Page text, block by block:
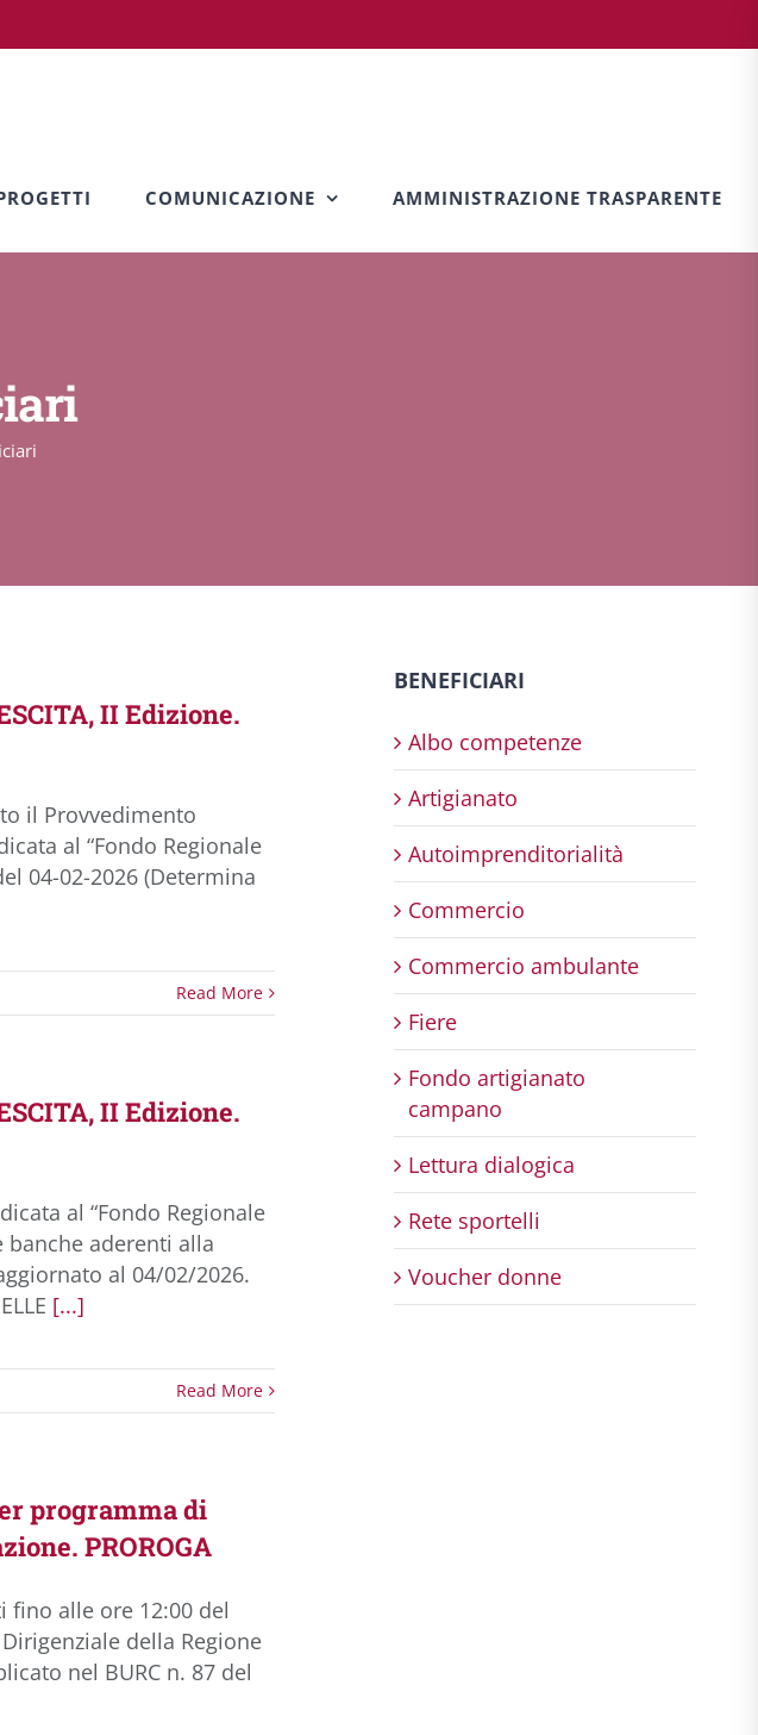
COMUNICAZIONE AMMINISTRAZIONE TRASPARENTE
II Edizione.
il Provvedimento
al “Fondo Regionale
04-02-2026 (Determina
Read More
II Edizione.
al “Fondo Regionale
banche aderenti alla
al 04/02/2026.
[...]
Read More
programma di
PROROGA
alle ore 12:00 del
della Regione
nel BURC n. 87 del
BENEFICIARI
Albo competenze
Artigianato
Autoimprenditorialità
Commercio
Commercio ambulante
Fiere
Fondo artigianato
campano
Lettura dialogica
Rete sportelli
Voucher donne